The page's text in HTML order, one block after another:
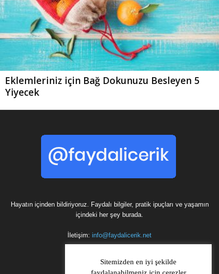
Eklemleriniz için Bağ Dokunuzu Besleyen 5
Yiyecek
Hayatın içinden bildiriyoruz. Faydalı bilgiler, pratik ipuçları ve yaşamın
içindeki her şey burada.
İletişim: info@faydalicerik.net
Sitemizden en iyi şekilde